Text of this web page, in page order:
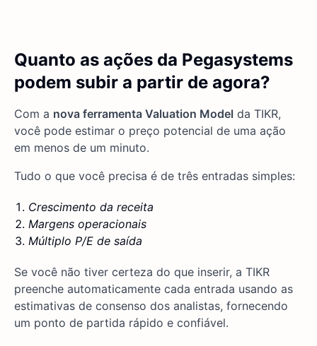
Quanto as ações da Pegasystems
podem subir a partir de agora?
Com a nova ferramenta Valuation Model da TIKR,
você pode estimar o preço potencial de uma ação
em menos de um minuto.
Tudo o que você precisa é de três entradas simples:
Crescimento da receita
Margens operacionais
Múltiplo P/E de saída
Se você não tiver certeza do que inserir, a TIKR
preenche automaticamente cada entrada usando as
estimativas de consenso dos analistas, fornecendo
um ponto de partida rápido e confiável.